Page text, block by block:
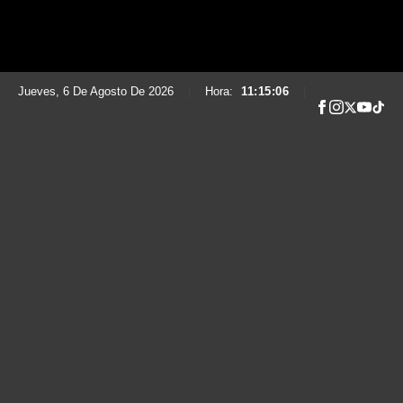
Jueves, 6 De Agosto De 2026 Hora: 11:15:07